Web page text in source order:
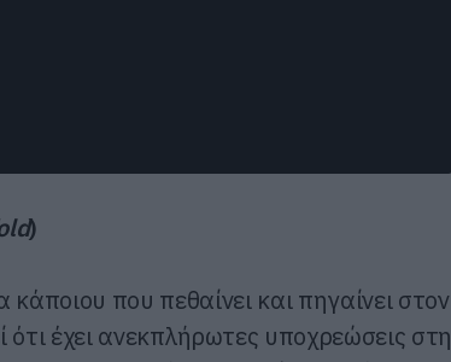
)
που πεθαίνει και πηγαίνει στον
ότι έχει ανεκπλήρωτες υποχρεώσεις στη